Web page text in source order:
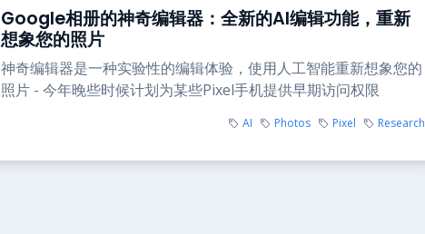
Google相册的神奇编辑器：全新的AI编辑功能，重新
想象您的照片
神奇编辑器是一种实验性的编辑体验，使用人工智能重新想象您的
照片 - 今年晚些时候计划为某些Pixel手机提供早期访问权限
AI Photos Pixel Research